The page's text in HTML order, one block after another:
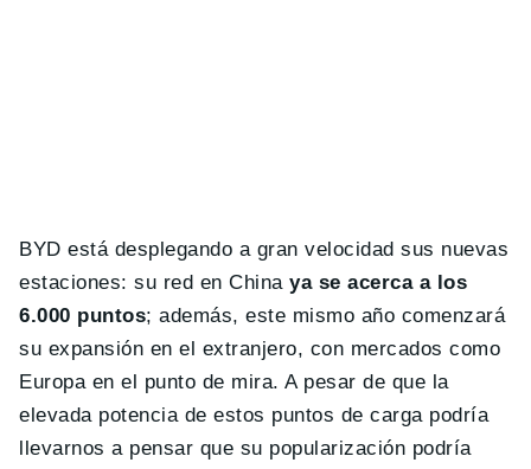
BYD está desplegando a gran velocidad sus nuevas
estaciones: su red en Chinaya se acerca a los
6.000 puntos; además, este mismo año comenzará
su expansión en el extranjero, con mercados como
Europa en el punto de mira. A pesar de que la
elevada potencia de estos puntos de carga podría
llevarnos a pensar que su popularización podría